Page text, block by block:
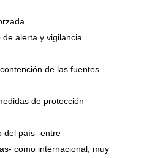
alerta y vigilancia
de las fuentes
de protección
del país -entre
como internacional, muy